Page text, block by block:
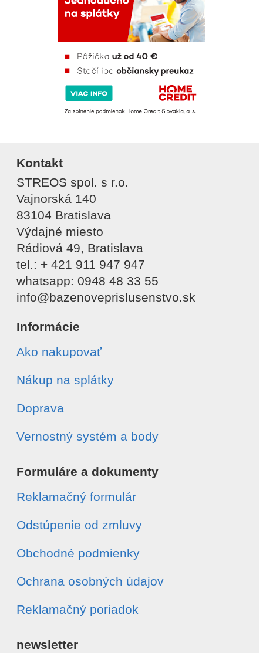
Kontakt
STREOS spol. s r.o.
Vajnorská 140
83104 Bratislava
Výdajné miesto
Rádiová 49, Bratislava
tel.: + 421 911 947 947
whatsapp: 0948 48 33 55
info@bazenoveprislusenstvo.sk
Informácie
Ako nakupovať
Nákup na splátky
Doprava
Vernostný systém a body
Formuláre a dokumenty
Reklamačný formulár
Odstúpenie od zmluvy
Obchodné podmienky
Ochrana osobných údajov
Reklamačný poriadok
newsletter